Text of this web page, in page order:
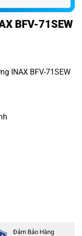
BFV-71SEW
INAX BFV-71SEW
Đảm Bảo Hàng